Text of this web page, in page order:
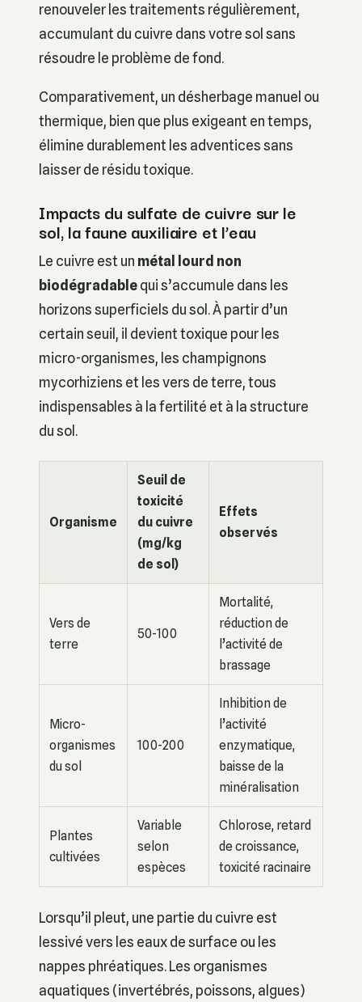
renouveler les traitements régulièrement,
accumulant du cuivre dans votre sol sans
résoudre le problème de fond.
Comparativement, un désherbage manuel ou
thermique, bien que plus exigeant en temps,
élimine durablement les adventices sans
laisser de résidu toxique.
Impacts du sulfate de cuivre sur le
sol, la faune auxiliaire et l’eau
Le cuivre est un métal lourd non
biodégradablequi s’accumule dans les
horizons superficiels du sol. À partir d’un
certain seuil, il devient toxique pour les
micro-organismes, les champignons
mycorhiziens et les vers de terre, tous
indispensables à la fertilité et à la structure
du sol.
Organisme
Seuil de
toxicité
du cuivre
(mg/kg
de sol)
Effets
observés
Vers de
terre
50-100
Mortalité,
réduction de
l’activité de
brassage
Micro-
organismes
du sol
100-200
Inhibition de
l’activité
enzymatique,
baisse de la
minéralisation
Plantes
cultivées
Variable
selon
espèces
Chlorose, retard
de croissance,
toxicité racinaire
Lorsqu’il pleut, une partie du cuivre est
lessivé vers les eaux de surface ou les
nappes phréatiques. Les organismes
aquatiques (invertébrés, poissons, algues)